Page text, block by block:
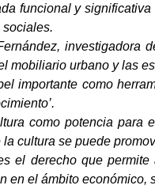
funcional y
sociales.
investigadora
mobiliario urbano y las
importante como
como potencia para
cultura se puede
el derecho que
en el ámbito